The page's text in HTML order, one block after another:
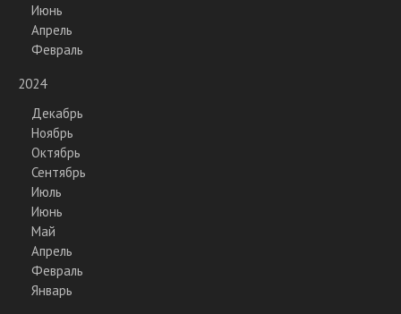
Июнь
Апрель
Февраль
2024
Декабрь
Ноябрь
Октябрь
Сентябрь
Июль
Июнь
Май
Апрель
Февраль
Январь